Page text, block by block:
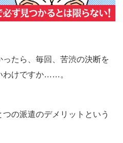
ったら、毎回、苦渋の決断を
わけですか……。
の派遣のデメリットという